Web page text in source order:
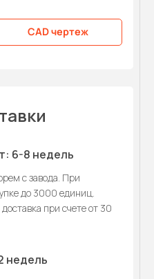
CAD чертеж
6-8 недель
с завода. При
до 3000 единиц.
при счете от 30
недель